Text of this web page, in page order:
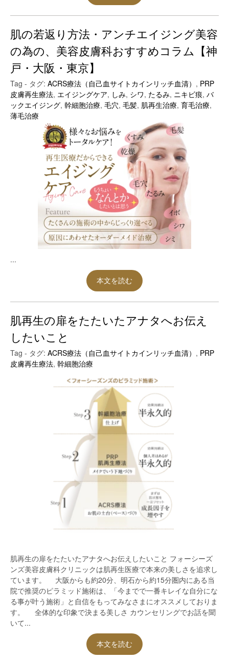
肌の若返り方法・アンチエイジング美容
の為の、美容皮膚科おすすめコラム【神
戸・大阪・東京】
Tag - タグ: ACRS療法（自己血サイトカインリッチ血清） , PRP
皮膚再生療法, エイジングケア, しみ, シワ, たるみ, ニキビ痕, バ
ックエイジング, 幹細胞治療, 毛穴, 毛髪, 肌再生治療, 育毛治療,
薄毛治療
...
本文を読む
肌再生の扉をたたいたアナタへお伝え
したいこと
Tag - タグ: ACRS療法（自己血サイトカインリッチ血清） , PRP
皮膚再生療法, 幹細胞治療
肌再生の扉をたたいたアナタへお伝えしたいこと フォーシーズ
ンズ美容皮膚科クリニックは肌再生医療で本来の美しさを追求し
ています。 大阪からも約20分、明石から約15分圏内にある当
院で推奨のピラミッド施術は、「今までで一番キレイな自分にな
る事が叶う施術」と自信をもってみなさまにオススメしておりま
す。 全体的な印象で決まる美しさ カウンセリングでお話を聞
いて...
本文を読む